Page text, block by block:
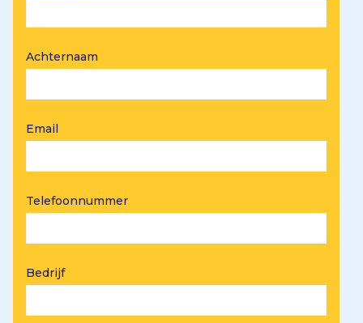
Achternaam
Email
Telefoonnummer
Bedrijf